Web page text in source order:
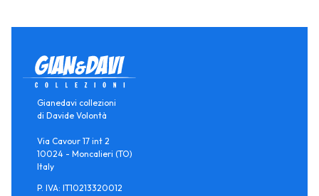
Gianedavi collezioni
di Davide Volontà
Via Cavour 17 int 2
10024 - Moncalieri (TO)
Italy
P. IVA: IT10213320012